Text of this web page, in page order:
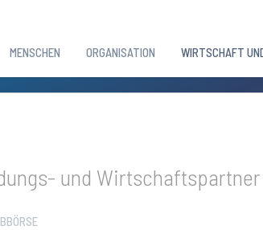
MENSCHEN ORGANISATION WIRTSCHAFT
und Wirtschaftspartner